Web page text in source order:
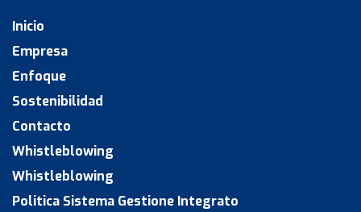
Inicio
Empresa
Enfoque
Sostenibilidad
Contacto
Whistleblowing
Whistleblowing
Politica Sistema Gestione Integrato